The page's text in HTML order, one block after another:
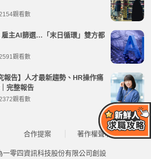
觀看數
主AI篩選…「末日循環」雙方都
觀看數
報告】人才最新趨勢、HR操作痛
完整報告
觀看數
合作提案 著作權聲明
一零四資訊科技股份有限公司創設